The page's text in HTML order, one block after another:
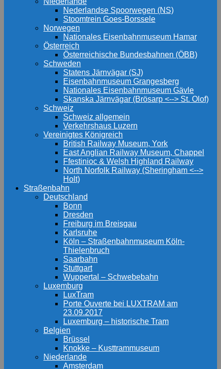
Nederlandse Spoorwegen (NS)
Stoomtrein Goes-Borssele
Norwegen
Nationales Eisenbahnmuseum Hamar
Österreich
Österreichische Bundesbahnen (ÖBB)
Schweden
Statens Järnvägar (SJ)
Eisenbahnmuseum Grangesberg
Nationales Eisenbahnmuseum Gävle
Skanska Järnvägar (Brösarp <--> St. Olof)
Schweiz
Schweiz allgemein
Verkehrshaus Luzern
Vereinigtes Königreich
British Railway Museum, York
East Anglian Railway Museum, Chappel
Ffestinioc & Welsh Highland Railway
North Norfolk Railway (Sheringham <-->
Holt)
Straßenbahn
Deutschland
Bonn
Dresden
Freiburg im Breisgau
Karlsruhe
Köln – Straßenbahnmuseum Köln-
Thielenbruch
Saarbahn
Stuttgart
Wuppertal – Schwebebahn
Luxemburg
LuxTram
Porte Ouverte bei LUXTRAM am
23.09.2017
Luxemburg – historische Tram
Belgien
Brüssel
Knokke – Kusttrammuseum
Niederlande
Amsterdam